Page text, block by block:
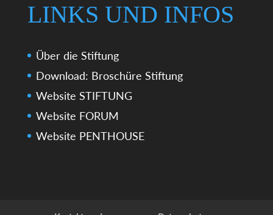
LINKS UND INFOS
Über die Stiftung
Download: Broschüre Stiftung
Website STIFTUNG
Website FORUM
Website PENTHOUSE